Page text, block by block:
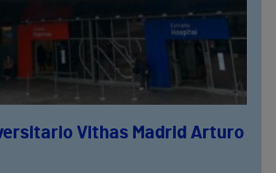
Vithas Madrid Arturo